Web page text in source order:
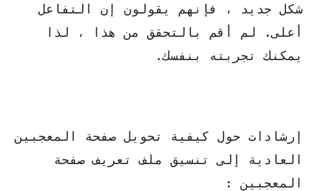
شكل جديد ، فإنهم يقولون إن التفاعل
أعلى. لم أقم بالتحقق من هذا ، لذا
يمكنك تجربته بنفسك.
إرشادات حول كيفية تحويل صفحة المعجبين
العادية إلى تنسيق ملف تعريف صفحة
المعجبين :